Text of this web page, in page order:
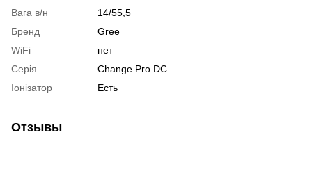
Вага в/н
14/55,5
Бренд
Gree
WiFi
нет
Серія
Change Pro DC
Іонізатор
Есть
Отзывы